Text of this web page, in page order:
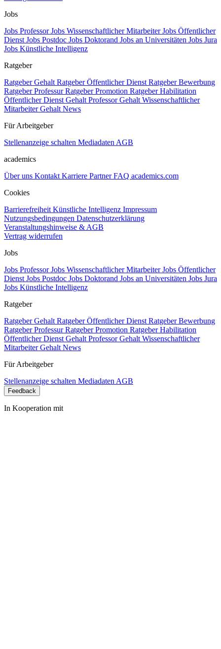
Jobs
Jobs ProfessorJobs Wissenschaftlicher MitarbeiterJobs Öffentlicher
Dienst Jobs Postdoc Jobs Doktorand Jobs an Universitäten Jobs Jura
Jobs Künstliche Intelligenz
Ratgeber
Ratgeber Gehalt Ratgeber Öffentlicher Dienst Ratgeber Bewerbung
Ratgeber ProfessurRatgeber Promotion Ratgeber Habilitation
Öffentlicher Dienst Gehalt Professor Gehalt Wissenschaftlicher
Mitarbeiter Gehalt News
Für Arbeitgeber
Stellenanzeige schalten Mediadaten AGB
academics
Über uns Kontakt Karriere PartnerFAQ academics.com
Cookies
Barrierefreiheit Künstliche Intelligenz Impressum
Nutzungsbedingungen Datenschutzerklärung
Veranstaltungshinweise & AGB
Vertrag widerrufen
Jobs
Jobs ProfessorJobs Wissenschaftlicher MitarbeiterJobs Öffentlicher
Dienst Jobs Postdoc Jobs Doktorand Jobs an Universitäten Jobs Jura
Jobs Künstliche Intelligenz
Ratgeber
Ratgeber Gehalt Ratgeber Öffentlicher Dienst Ratgeber Bewerbung
Ratgeber ProfessurRatgeber Promotion Ratgeber Habilitation
Öffentlicher Dienst Gehalt Professor Gehalt Wissenschaftlicher
Mitarbeiter Gehalt News
Für Arbeitgeber
Stellenanzeige schalten Mediadaten AGB
Feedback
In Kooperation mit